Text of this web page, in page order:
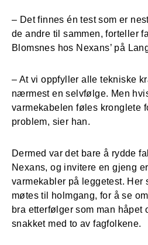
– Det finnes én test som er
de andre til sammen, forteller
Blomsnes hos Nexans’ på
– At vi oppfyller alle tekniske
nærmest en selvfølge. Men
varmekabelen føles kronglete
problem, sier han.
Dermed var det bare å rydde
Nexans, og invitere en gjeng
varmekabler på leggetest. Her
møtes til holmgang, for å se
bra etterfølger som man håpet
snakket med to av fagfolkene.